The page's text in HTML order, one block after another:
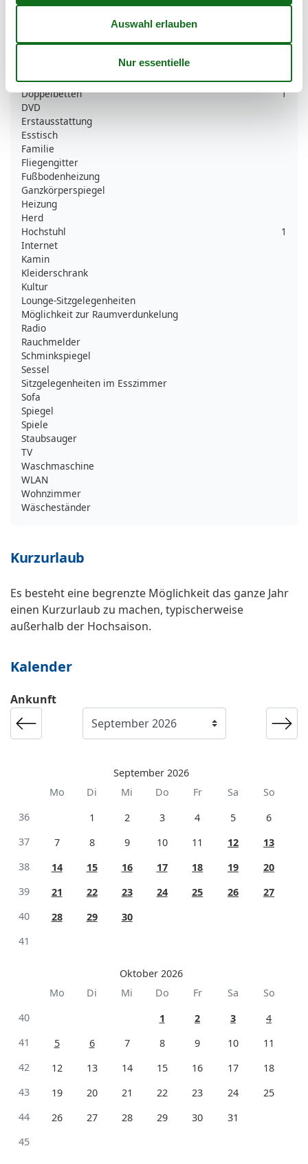
Digitales Fernsehen
Doppelbetten
1
DVD
Erstausstattung
Esstisch
Familie
Fliegengitter
Fußbodenheizung
Ganzkörperspiegel
Heizung
Herd
Hochstuhl
1
Internet
Kamin
Kleiderschrank
Kultur
Lounge-Sitzgelegenheiten
Möglichkeit zur Raumverdunkelung
Radio
Rauchmelder
Schminkspiegel
Sessel
Sitzgelegenheiten im Esszimmer
Sofa
Spiegel
Spiele
Staubsauger
TV
Waschmaschine
WLAN
Wohnzimmer
Wäscheständer
Kurzurlaub
Es besteht eine begrenzte Möglichkeit das ganze Jahr
einen Kurzurlaub zu machen, typischerweise
außerhalb der Hochsaison.
Kalender
Ankunft
September 2026
Mo
Di Mi Do Fr Sa
So
36
1 2 3 4 5
6
37
7 8 9 10 11 12
13
38
14 15 16 17 18 19
20
39
21 22 23 24 25 26
27
40
28 29
30
41
Oktober 2026
Mo
Di Mi Do Fr Sa
So
40
1 2 3
4
41
5 6 7 8 9 10
11
42
12 13 14 15 16 17
18
43
19 20 21 22 23 24
25
44
26 27 28 29 30
31
45